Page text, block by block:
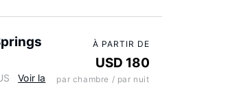
Voir la
À PARTIR DE
USD 180
par chambre / par nuit